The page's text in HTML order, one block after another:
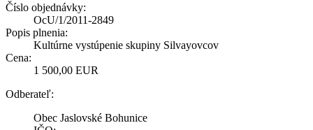
Číslo objednávky:
OcU/1/2011-2849
Popis plnenia:
Kultúrne vystúpenie skupiny Silvayovcov
Cena:
1 500,00 EUR
Odberateľ:
Obec Jaslovské Bohunice